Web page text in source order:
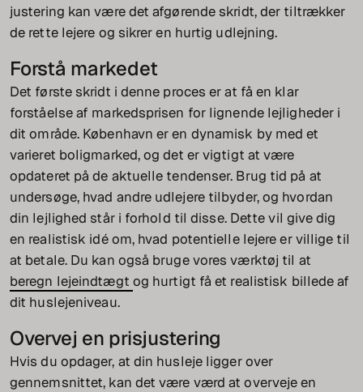
justering kan være det afgørende skridt, der tiltrækker
de rette lejere og sikrer en hurtig udlejning.
Forstå markedet
Det første skridt i denne proces er at få en klar
forståelse af markedsprisen for lignende lejligheder i
dit område. København er en dynamisk by med et
varieret boligmarked, og det er vigtigt at være
opdateret på de aktuelle tendenser. Brug tid på at
undersøge, hvad andre udlejere tilbyder, og hvordan
din lejlighed står i forhold til disse. Dette vil give dig
en realistisk idé om, hvad potentielle lejere er villige til
at betale. Du kan også bruge vores værktøj til at
beregn lejeindtægt og hurtigt få et realistisk billede af
dit huslejeniveau.
Overvej en prisjustering
Hvis du opdager, at din husleje ligger over
gennemsnittet, kan det være værd at overveje en